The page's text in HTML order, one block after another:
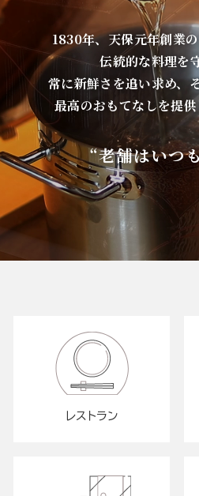
移
動
る
1830年、天保元年創業
伝統的な料理を
常に新鮮さを追い求め、
最高のおもてなしを提
“老舗はいつ
レストラン